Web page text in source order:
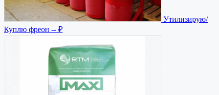
Утилизирую/
Куплю фреон -- ₽